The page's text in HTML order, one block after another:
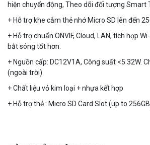
hiện chuyển động, Theo dõi đối tượng Smart
+ Hỗ trợ khe cắm thẻ nhớ Micro SD lên đến
+ Hỗ trợ chuẩn ONVIF, Cloud, LAN, tích hợp
bắt sóng tốt hơn.
+ Nguồn cấp: DC12V1A, Công suất <5.32W.
(ngoài trời)
+ Chất liệu vỏ kim loại + nhựa kết hợp
+ Hỗ trợ thẻ : Micro SD Card Slot (up to